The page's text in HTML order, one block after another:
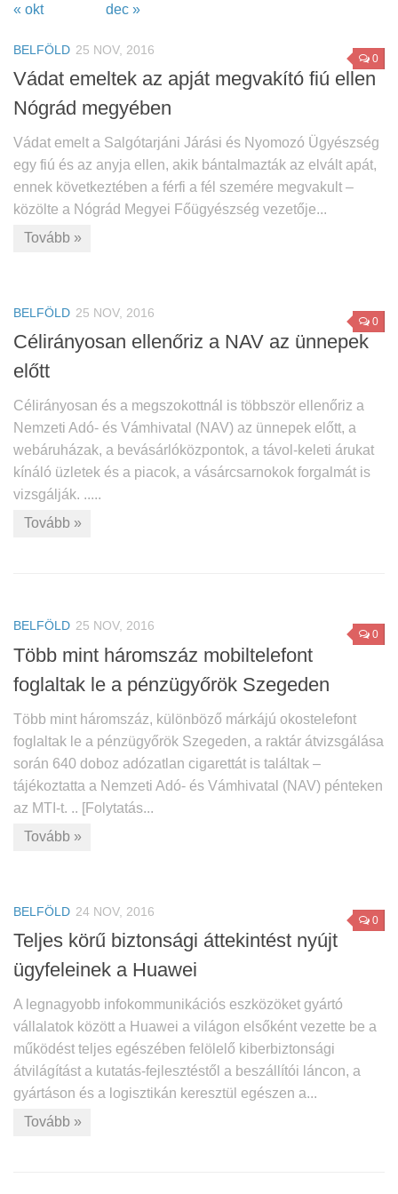
« okt dec »
0
BELFÖLD 25 NOV, 2016
Vádat emeltek az apját megvakító fiú ellen
Nógrád megyében
Vádat emelt a Salgótarjáni Járási és Nyomozó Ügyészség
egy fiú és az anyja ellen, akik bántalmazták az elvált apát,
ennek következtében a férfi a fél szemére megvakult –
közölte a Nógrád Megyei Főügyészség vezetője...
Tovább »
0
BELFÖLD 25 NOV, 2016
Célirányosan ellenőriz a NAV az ünnepek
előtt
Célirányosan és a megszokottnál is többször ellenőriz a
Nemzeti Adó- és Vámhivatal (NAV) az ünnepek előtt, a
webáruházak, a bevásárlóközpontok, a távol-keleti árukat
kínáló üzletek és a piacok, a vásárcsarnokok forgalmát is
vizsgálják. .....
Tovább »
0
BELFÖLD 25 NOV, 2016
Több mint háromszáz mobiltelefont
foglaltak le a pénzügyőrök Szegeden
Több mint háromszáz, különböző márkájú okostelefont
foglaltak le a pénzügyőrök Szegeden, a raktár átvizsgálása
során 640 doboz adózatlan cigarettát is találtak –
tájékoztatta a Nemzeti Adó- és Vámhivatal (NAV) pénteken
az MTI-t. .. [Folytatás...
Tovább »
0
BELFÖLD 24 NOV, 2016
Teljes körű biztonsági áttekintést nyújt
ügyfeleinek a Huawei
A legnagyobb infokommunikációs eszközöket gyártó
vállalatok között a Huawei a világon elsőként vezette be a
működést teljes egészében felölelő kiberbiztonsági
átvilágítást a kutatás-fejlesztéstől a beszállítói láncon, a
gyártáson és a logisztikán keresztül egészen a...
Tovább »